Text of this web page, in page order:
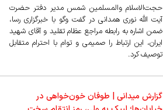
حجت‌الاسلام والمسلمین شمس مدیر دفتر حضرت
آیت الله نوری همدانی در گفت وگو با خبرگزاری رسا،
ضمن اشاره به رابطه مراجع عظام تقلید و آقای شهید
ایران، این ارتباط را صمیمی و توام با احترام متقابل
توصیف کرد.
گزارش میدانی | طوفان خون‌خواهی در